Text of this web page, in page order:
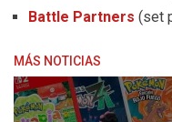
Battle Partners (set
MÁS NOTICIAS